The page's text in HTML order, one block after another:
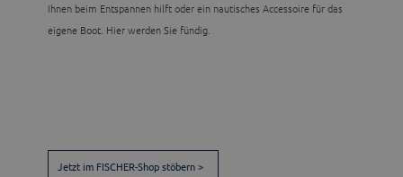
Ihnen beim Entspannen hilft oder ein nautisches Accessoire für das
eigene Boot. Hier werden Sie fündig.
Jetzt im FISCHER-Shop stöbern >